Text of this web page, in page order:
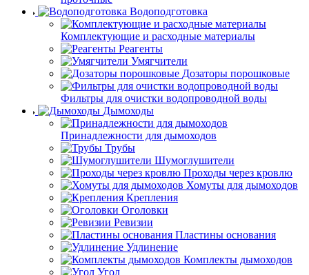
Водоподготовка
Комплектующие и расходные материалы
Реагенты
Умягчители
Дозаторы порошковые
Фильтры для очистки водопроводной воды
Дымоходы
Принадлежности для дымоходов
Трубы
Шумоглушители
Проходы через кровлю
Хомуты для дымоходов
Крепления
Оголовки
Ревизии
Пластины основания
Удлинение
Комплекты дымоходов
Угол